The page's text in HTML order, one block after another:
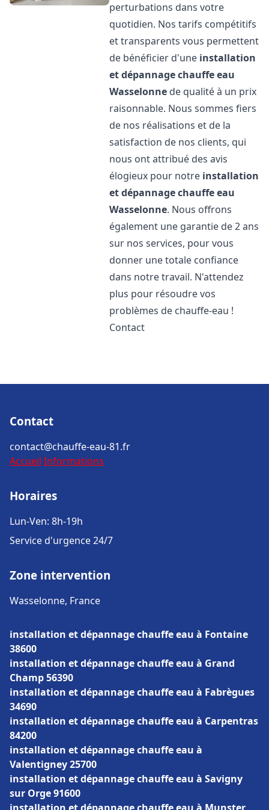
perturbations dans votre
quotidien. Nos tarifs compétitifs
et transparents vous permettent
de bénéficier d'une installation
et dépannage chauffe eau
Wasselonne de qualité à un prix
raisonnable. Nous sommes fiers
de nos réalisations et de la
satisfaction de nos clients, qui
nous ont attribué des avis
élogieux pour notre installation
et dépannage chauffe eau
Wasselonne. Nous offrons
également une garantie de 2 ans
sur nos services, pour vous
donner une totale confiance
dans notre travail. N'attendez
plus pour résoudre vos
problèmes de chauffe-eau !
Contact
Contact
contact@chauffe-eau-81.fr
Accueil Informations
Horaires
Lun-Ven: 8h-19h
Service d'urgence 24/7
Zone intervention
Wasselonne, France
installation et dépannage chauffe eau à Fontaine
38600
installation et dépannage chauffe eau à Grand
Champ 56390
installation et dépannage chauffe eau à Fabrègues
34690
installation et dépannage chauffe eau à Carpentras
84200
installation et dépannage chauffe eau à
Valentigney 25700
installation et dépannage chauffe eau à Savigny
sur Orge 91600